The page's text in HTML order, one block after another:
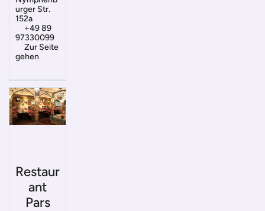
urger Str.
152a
+49 89
97330099
Zur Seite
gehen
Restaur
ant
Pars